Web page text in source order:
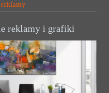
reklamy i grafiki